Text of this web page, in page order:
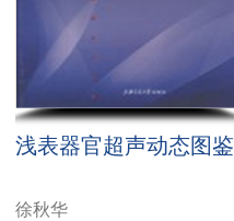
浅表器官超声动态图鉴
徐秋华